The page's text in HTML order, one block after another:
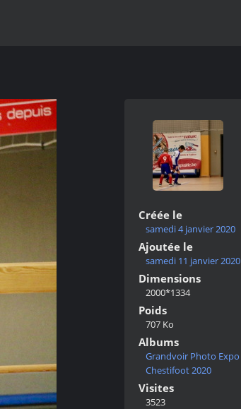
Créée le
samedi 4 janvier 2020
Ajoutée le
samedi 11 janvier 2020
Dimensions
2000*1334
Poids
707 Ko
Albums
Grandvoir Photo Expo
Chestifoot 2020
Visites
3523